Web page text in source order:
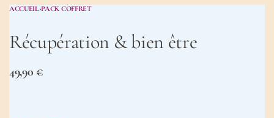
ACCUEIL›PACK COFFRET
Récupération & bien être ​
49,90€